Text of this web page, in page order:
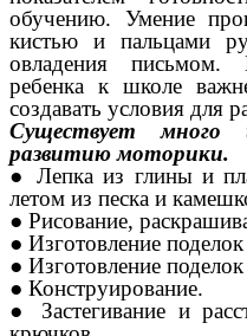
обучению. Умение
кистью и пальцами
овладения письмом.
ребенка к школе
создавать условия для
Существует
развитию моторики.
● Лепка из глины и
летом из песка и
● Рисование,
● Изготовление
● Изготовление
● Конструирование.
● Застегивание и